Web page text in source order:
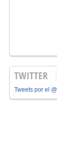
TWITTER
Tweets por el